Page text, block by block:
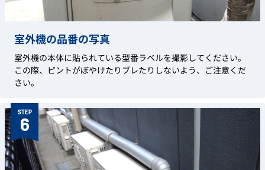
室外機の品番の写真
室外機の本体に貼られている型番ラベルを撮影してください。
この際、ピントがぼやけたりブレたりしないよう、ご注意くだ
さい。
STEP
6